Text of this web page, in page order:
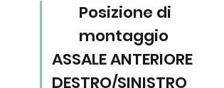
Posizione di
montaggio
ASSALE ANTERIORE
DESTRO/SINISTRO